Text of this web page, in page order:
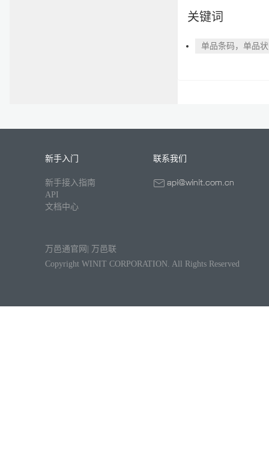
关键词
单品条码，单品
新手入门
新手接入指南
API
文档中心
联系我们
万邑通官网
万邑联
Copyright WINIT CORPORATION. All Rights Reserved